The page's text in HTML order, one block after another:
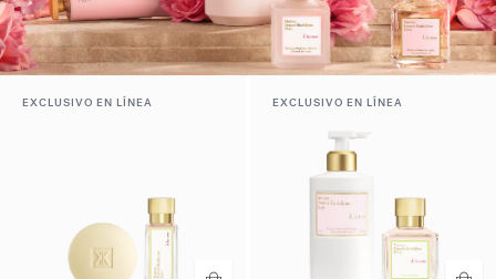
EXCLUSIVO EN LÍNEA EXCLUSIVO EN LÍNEA